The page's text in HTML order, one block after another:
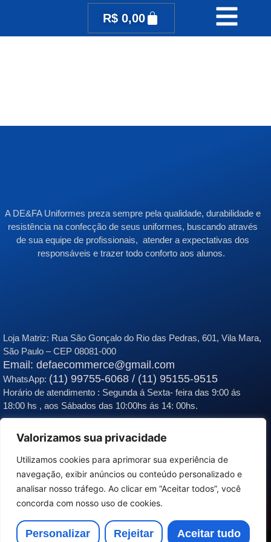
Valorizamos sua privacidade
Utilizamos cookies para aprimorar sua experiência de
navegação, exibir anúncios ou conteúdo personalizado e
analisar nosso tráfego. Ao clicar em “Aceitar todos”, você
concorda com nosso uso de cookies.
Personalizar Rejeitar Aceitar tudo
R$ 0,00
A DE&FA Uniformes preza sempre pela qualidade, durabilidade e
resistência na confecção de seus uniformes, buscando através
de sua equipe de profissionais, atender a expectativas dos
responsáveis e trazer todo conforto aos alunos.
Loja Matriz: Rua São Gonçalo do Rio das Pedras, 601, Vila Mara,
São Paulo – CEP 08081-000
Email: defaecommerce@gmail.com
WhatsApp: (11) 99755-6068 / (11) 95155-9515
Horário de atendimento : Segunda á Sexta- feira das 9:00 ás
18:00 hs , aos Sábados das 10:00hs ás 14: 00hs.